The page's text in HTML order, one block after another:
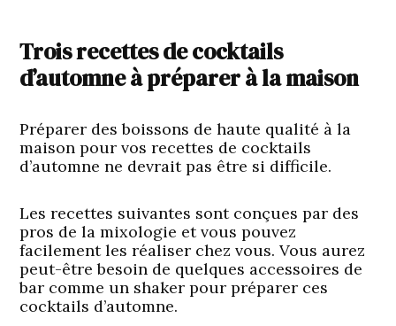
Trois recettes de cocktails
d’automne à préparer à la maison
Préparer des boissons de haute qualité à la
maison pour vos recettes de cocktails
d’automne ne devrait pas être si difficile.
Les recettes suivantes sont conçues par des
pros de la mixologie et vous pouvez
facilement les réaliser chez vous. Vous aurez
peut-être besoin de quelques accessoires de
bar comme un shaker pour préparer ces
cocktails d’automne.